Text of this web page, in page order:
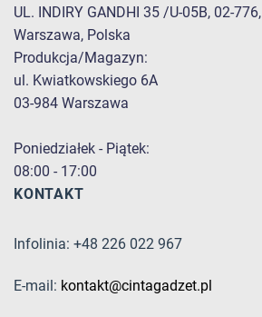
UL. INDIRY GANDHI 35 /U-05B, 02-776,
Warszawa, Polska
Produkcja/Magazyn:
ul. Kwiatkowskiego 6A
03-984 Warszawa
Poniedziałek - Piątek:
08:00 - 17:00
KONTAKT
Infolinia: +48 226 022 967
E-mail: kontakt@cintagadzet.pl